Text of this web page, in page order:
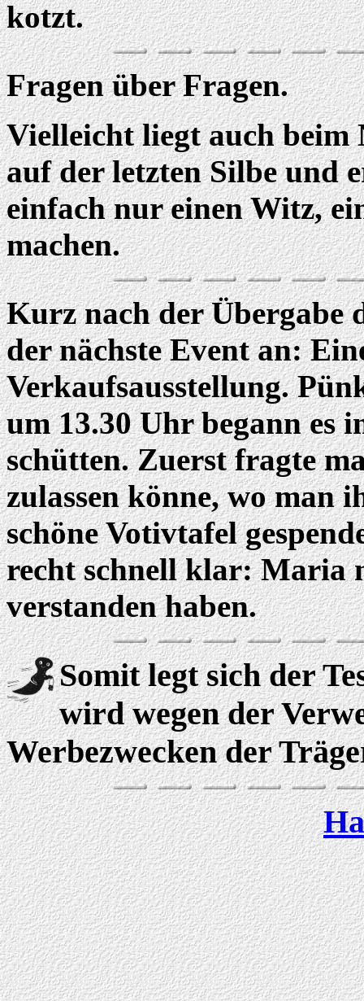
kotzt.
Fragen über Fragen.
Vielleicht liegt auch beim
auf der letzten Silbe und
einfach nur einen Witz,
machen.
Kurz nach der Übergabe
der nächste Event an:
Verkaufsausstellung.
um 13.30 Uhr begann es
schütten. Zuerst fragte
zulassen könne, wo man
schöne Votivtafel
recht schnell klar: Maria
verstanden haben.
Somit legt sich der
wird wegen der
Werbezwecken der